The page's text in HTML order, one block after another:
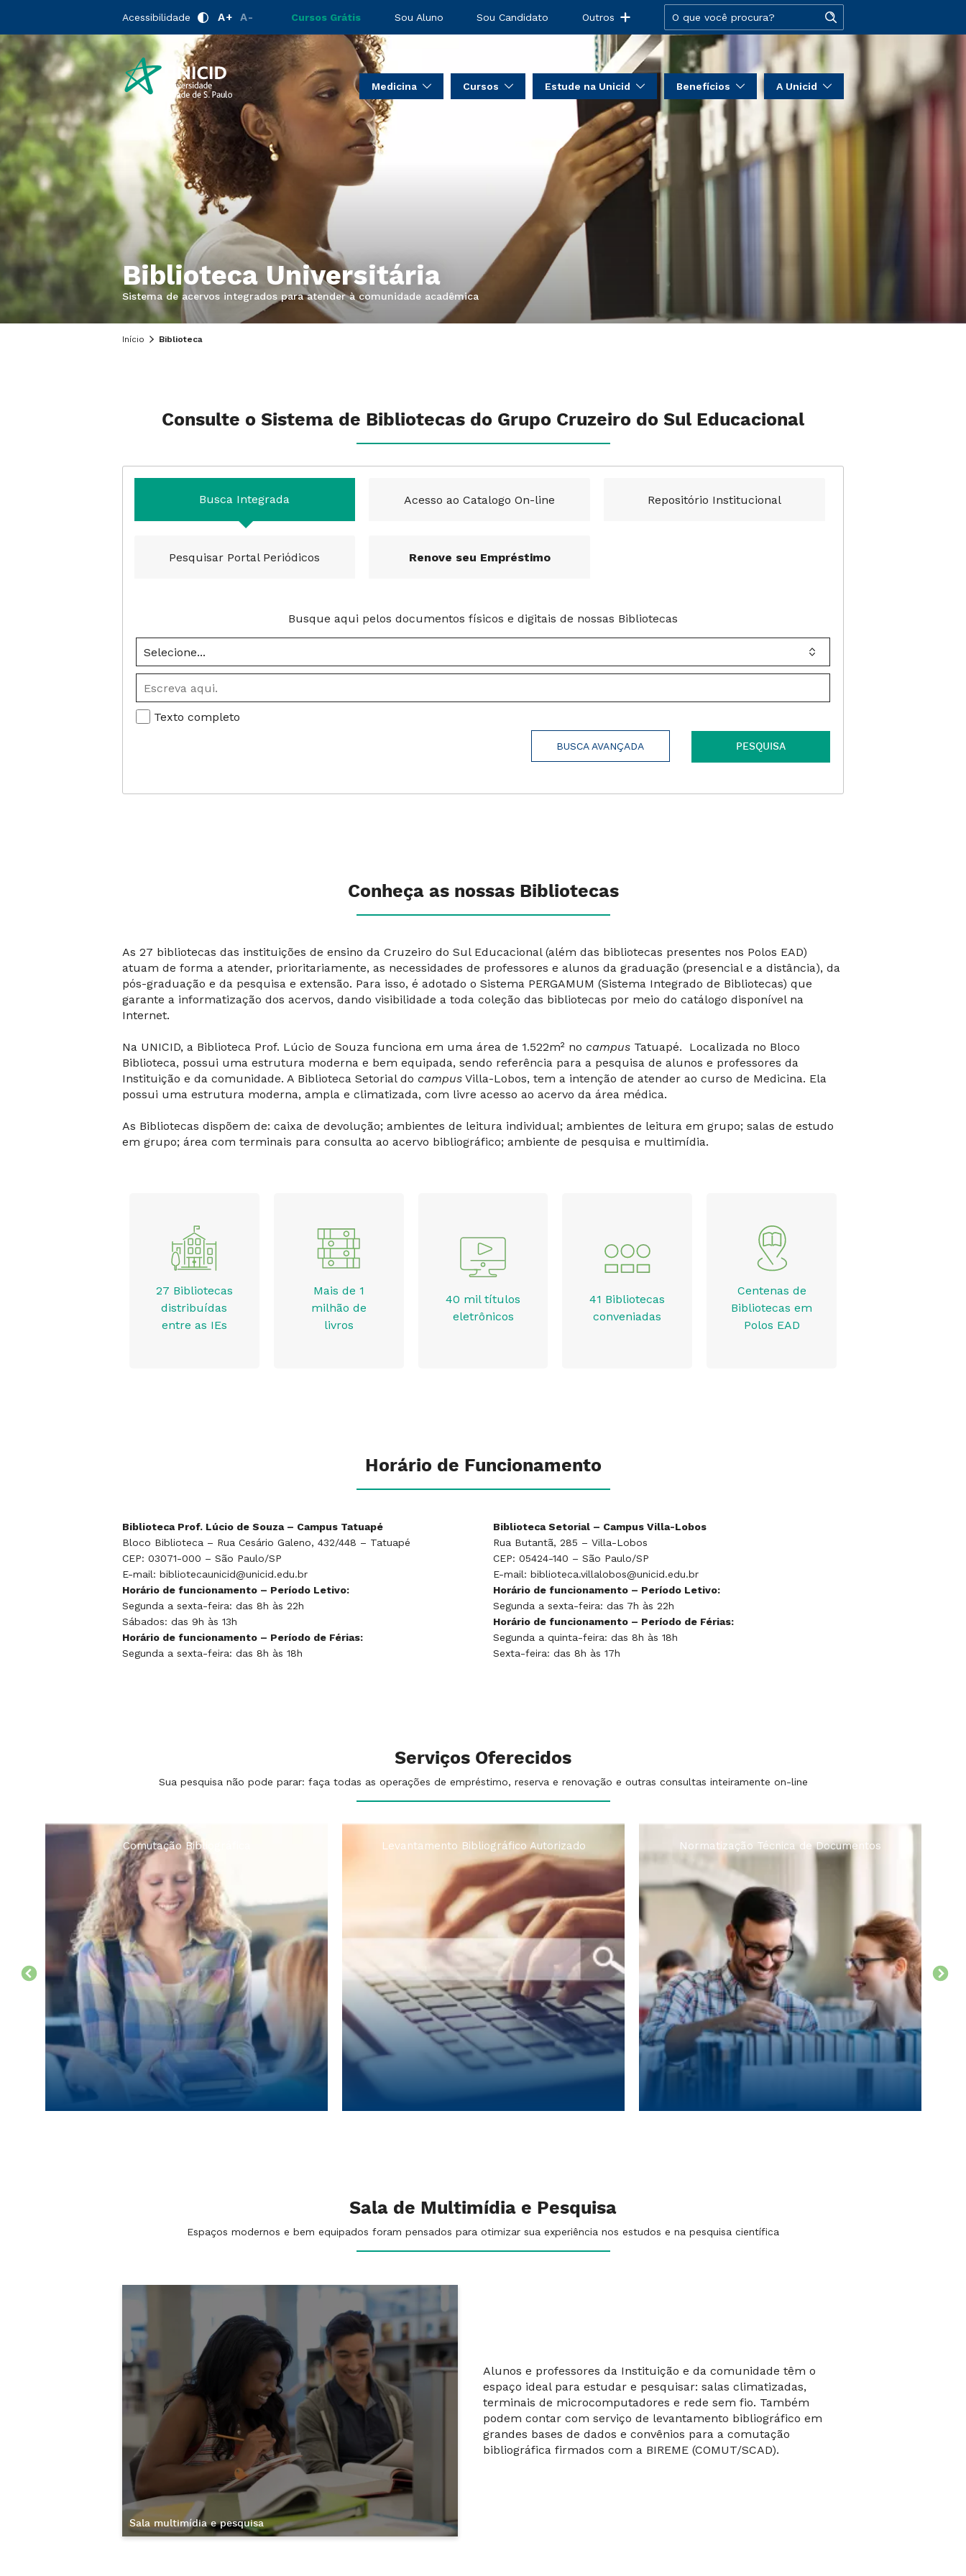
Acessibilidade A+ A- Cursos Grátis Sou Aluno Sou Candidato Outros
Medicina Cursos Estude na Unicid Benefícios A Unicid
Biblioteca Universitária
Sistema de acervos integrados para atender à comunidade acadêmica
Início Biblioteca
Consulte o Sistema de Bibliotecas do Grupo Cruzeiro do Sul Educacional
Busca Integrada Acesso ao Catalogo On-line Repositório Institucional
Pesquisar Portal Periódicos Renove seu Empréstimo
Busque aqui pelos documentos físicos e digitais de nossas Bibliotecas
Texto completo
BUSCA AVANÇADA PESQUISA
Conheça as nossas Bibliotecas
As 27 bibliotecas das instituições de ensino da Cruzeiro do Sul Educacional (além das bibliotecas presentes nos Polos EAD)
atuam de forma a atender, prioritariamente, as necessidades de professores e alunos da graduação (presencial e a distância), da
pós-graduação e da pesquisa e extensão. Para isso, é adotado o Sistema PERGAMUM (Sistema Integrado de Bibliotecas) que
garante a informatização dos acervos, dando visibilidade a toda coleção das bibliotecas por meio do catálogo disponível na
Internet.
Na UNICID, a Biblioteca Prof. Lúcio de Souza funciona em uma área de 1.522m² no campus Tatuapé. Localizada no Bloco
Biblioteca, possui uma estrutura moderna e bem equipada, sendo referência para a pesquisa de alunos e professores da
Instituição e da comunidade. A Biblioteca Setorial do campus Villa-Lobos, tem a intenção de atender ao curso de Medicina. Ela
possui uma estrutura moderna, ampla e climatizada, com livre acesso ao acervo da área médica.
As Bibliotecas dispõem de: caixa de devolução; ambientes de leitura individual; ambientes de leitura em grupo; salas de estudo
em grupo; área com terminais para consulta ao acervo bibliográfico; ambiente de pesquisa e multimídia.
27 Bibliotecas
distribuídas
entre as IEs
Mais de 1
milhão de
livros
40 mil títulos
eletrônicos
41 Bibliotecas
conveniadas
Centenas de
Bibliotecas em
Polos EAD
Horário de Funcionamento
Biblioteca Prof. Lúcio de Souza – Campus Tatuapé
Bloco Biblioteca – Rua Cesário Galeno, 432/448 – Tatuapé
CEP: 03071-000 – São Paulo/SP
E-mail: bibliotecaunicid@unicid.edu.br
Horário de funcionamento – Período Letivo:
Segunda a sexta-feira: das 8h às 22h
Sábados: das 9h às 13h
Horário de funcionamento – Período de Férias:
Segunda a sexta-feira: das 8h às 18h
Biblioteca Setorial – Campus Villa-Lobos
Rua Butantã, 285 – Villa-Lobos
CEP: 05424-140 – São Paulo/SP
E-mail: biblioteca.villalobos@unicid.edu.br
Horário de funcionamento – Período Letivo:
Segunda a sexta-feira: das 7h às 22h
Horário de funcionamento – Período de Férias:
Segunda a quinta-feira: das 8h às 18h
Sexta-feira: das 8h às 17h
Serviços Oferecidos
Sua pesquisa não pode parar: faça todas as operações de empréstimo, reserva e renovação e outras consultas inteiramente on-line
Levantamento Bibliográfico Autorizado Normatização Técnica de Documentos Empréstimo
Sala de Multimídia e Pesquisa
Espaços modernos e bem equipados foram pensados para otimizar sua experiência nos estudos e na pesquisa científica
Sala multimídia e pesquisa
Alunos e professores da Instituição e da comunidade têm o
espaço ideal para estudar e pesquisar: salas climatizadas,
terminais de microcomputadores e rede sem fio. Também
podem contar com serviço de levantamento bibliográfico em
grandes bases de dados e convênios para a comutação
bibliográfica firmados com a BIREME (COMUT/SCAD).